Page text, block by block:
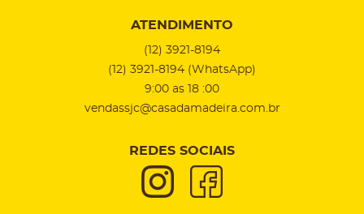
ATENDIMENTO
(12) 3921-8194
(12) 3921-8194 (WhatsApp)
9:00 as 18 :00
vendassjc@casadamadeira.com.br
REDES SOCIAIS